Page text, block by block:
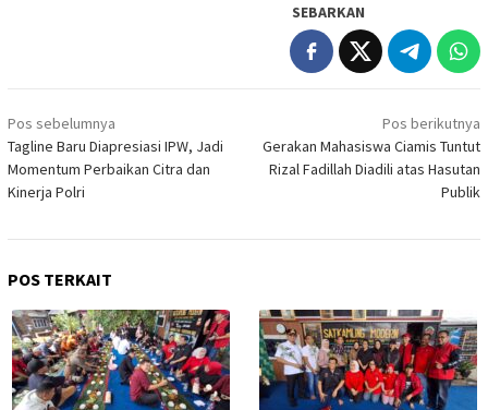
SEBARKAN
Navigasi
pos
Pos sebelumnya
Tagline Baru Diapresiasi IPW, Jadi
Momentum Perbaikan Citra dan
Kinerja Polri
Pos berikutnya
Gerakan Mahasiswa Ciamis Tuntut
Rizal Fadillah Diadili atas Hasutan
Publik
POS TERKAIT